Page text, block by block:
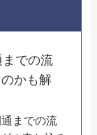
での流
かも解
までの流